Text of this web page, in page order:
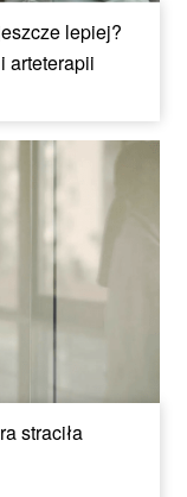
lepiej?
arteterapii
straciła